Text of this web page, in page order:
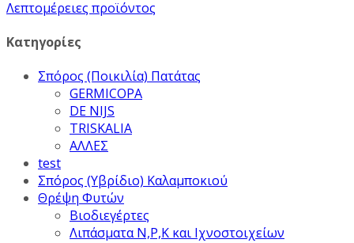
Λεπτομέρειες προϊόντος
Κατηγορίες
Σπόρος (Ποικιλία) Πατάτας
GERMICOPA
DE NIJS
TRISKALIA
ΑΛΛΕΣ
test
Σπόρος (Υβρίδιο) Καλαμποκιού
Θρέψη Φυτών
Βιοδιεγέρτες
Λιπάσματα Ν,Ρ,Κ και Ιχνοστοιχείων